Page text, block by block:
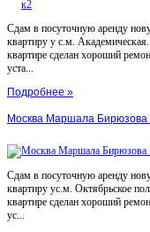
Сдам в посуточную аренду
квартиру у с.м.
квартире сделан хороший
уста...
Подробнее »
Москва Маршала Бирюзова
Сдам в посуточную аренду
квартиру ус.м. Октябрьское
квартире сделан хороший
ус...